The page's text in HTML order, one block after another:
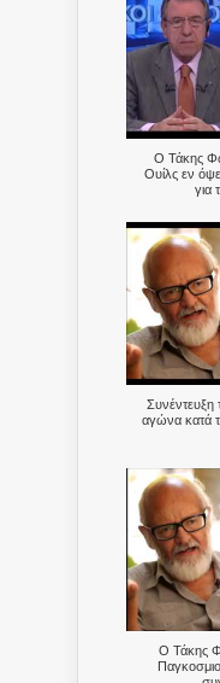
Ο Τάκης
Ουίλς εν
για
αγώνα κατά
Ο Τάκης